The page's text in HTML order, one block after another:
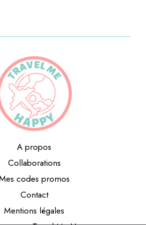
A propos
Collaborations
codes promos
Contact
Mentions légales